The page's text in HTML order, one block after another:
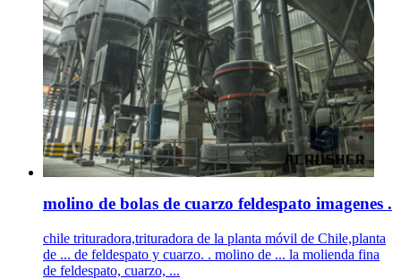
molino de bolas de cuarzo feldespato imagenes .
chile trituradora,trituradora de la planta móvil de Chile,planta
de ... de feldespato y cuarzo. . molino de ... la molienda fina
de feldespato, cuarzo, ...